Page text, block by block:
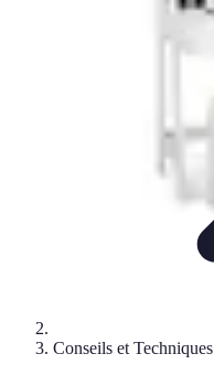
Conseils et Techniques